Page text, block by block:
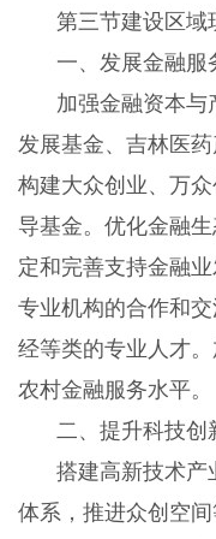
第三节建设区域
一、发展金融服
加强金融资本与
发展基金、吉林医
构建大众创业、万
导基金。优化金融
定和完善支持金融
专业机构的合作和
经等类的专业人才
农村金融服务水平。
二、提升科技创
搭建高新技术产
体系，推进众创空